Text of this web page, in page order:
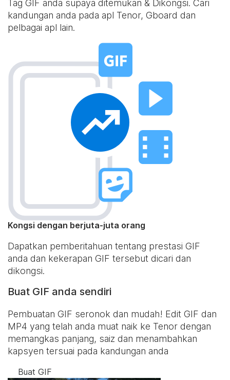
Tag GIF anda supaya ditemukan & Dikongsi. Cari
kandungan anda pada apl Tenor, Gboard dan
pelbagai apl lain.
Kongsi dengan berjuta-juta orang
Dapatkan pemberitahuan tentang prestasi GIF
anda dan kekerapan GIF tersebut dicari dan
dikongsi.
Buat GIF anda sendiri
Pembuatan GIF seronok dan mudah! Edit GIF dan
MP4 yang telah anda muat naik ke Tenor dengan
memangkas panjang, saiz dan menambahkan
kapsyen tersuai pada kandungan anda
Buat GIF